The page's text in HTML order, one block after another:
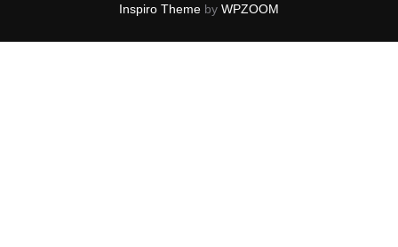
Inspiro Theme by WPZOOM